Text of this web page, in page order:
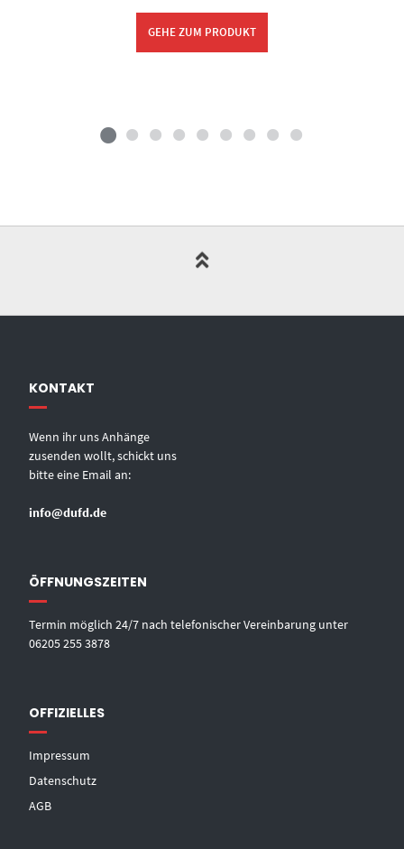
GEHE ZUM PRODUKT
KONTAKT
Wenn ihr uns Anhänge
zusenden wollt, schickt uns
bitte eine Email an:
info@dufd.de
ÖFFNUNGSZEITEN
Termin möglich 24/7 nach telefonischer Vereinbarung unter
06205 255 3878
OFFIZIELLES
Impressum
Datenschutz
AGB